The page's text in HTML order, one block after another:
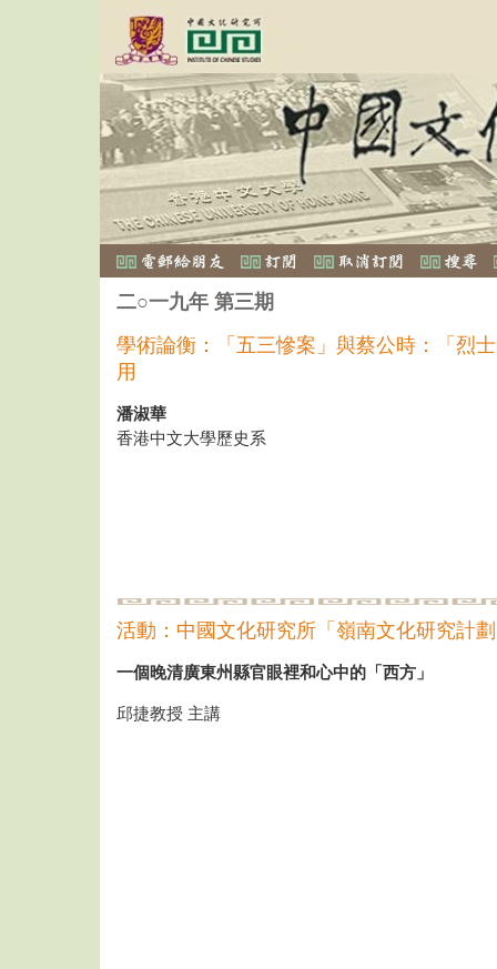
二○一九年 第三期
學術論衡：「五三慘案」與蔡公時：「烈
用
潘淑華
香港中文大學歷史系
活動：中國文化研究所「嶺南文化研究計
一個晚清廣東州縣官眼裡和心中的「西方」
邱捷教授 主講